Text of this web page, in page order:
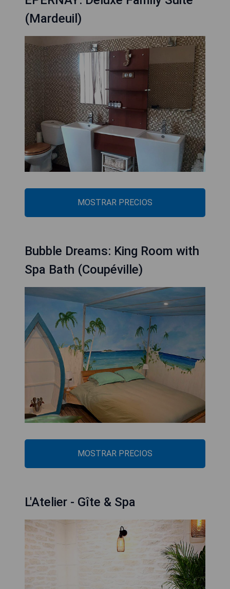
(Mardeuil)
MOSTRAR PRECIOS
Bubble Dreams: King Room with
Spa Bath (Coupéville)
MOSTRAR PRECIOS
L'Atelier - Gîte & Spa